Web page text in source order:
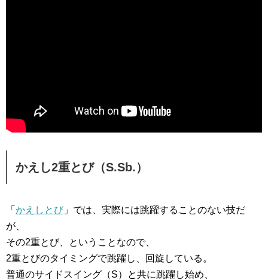
かえし2重とび（S.Sb.）
「 かえしとび」では、実際には跳躍することのない技だ
が、
その2重とび、ということなので、
2重とびのタイミングで跳躍し、回旋している。
普通のサイドスイング（S）と共に跳躍し始め、